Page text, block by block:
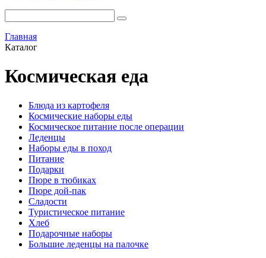
Главная
Каталог
Космическая еда
Блюда из картофеля
Космические наборы еды
Космическое питание после операции
Леденцы
Наборы еды в поход
Питание
Подарки
Пюре в тюбиках
Пюре дой-пак
Сладости
Туристическое питание
Хлеб
Подарочные наборы
Большие леденцы на палочке